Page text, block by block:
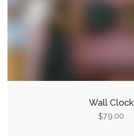
Wall Clock
$79.00